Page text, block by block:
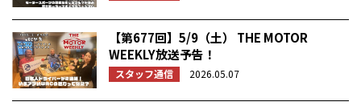
【第677回】5/9（土） THE MOTOR
WEEKLY放送予告！
スタッフ通信 2026.05.07